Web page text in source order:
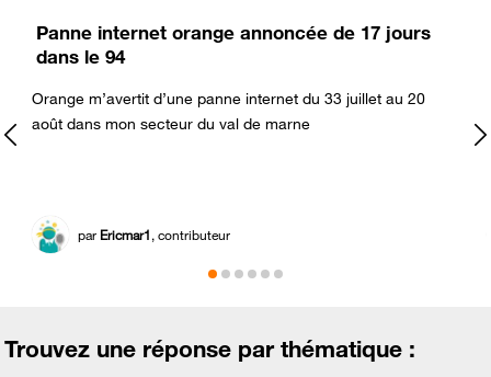
Panne internet orange annoncée de 17 jours
dans le 94
Orange m’avertit d’une panne internet du 33 juillet au 20
août dans mon secteur du val de marne
par Ericmar1, contributeur
Trouvez une réponse par thématique :